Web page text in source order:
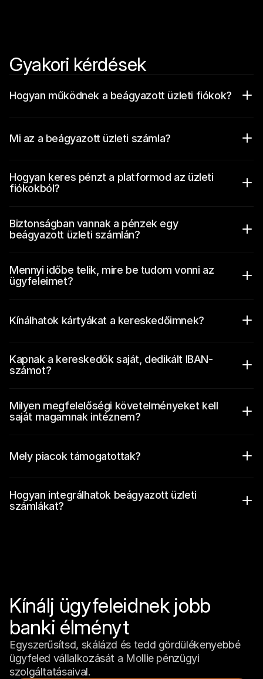
Gyakori kérdések
Hogyan működnek a beágyazott üzleti fiókok?
Mi az a beágyazott üzleti számla?
Hogyan keres pénzt a platformod az üzleti
fiókokból?
Biztonságban vannak a pénzek egy
beágyazott üzleti számlán?
fekteti be és nem adja kölcsön a pénzedet.
Elkülönített számlákon áll, érintetlenül.
Mennyi időbe telik, mire be tudom vonni az
ügyfeleimet?
Kínálhatok kártyákat a kereskedőimnek?
Kapnak a kereskedők saját, dedikált IBAN-
számot?
Milyen megfelelőségi követelményeket kell
saját magamnak intéznem?
Mely piacok támogatottak?
Hogyan integrálhatok beágyazott üzleti
számlákat?
Kínálj ügyfeleidnek jobb
banki élményt
Egyszerűsítsd, skálázd és tedd gördülékenyebbé
ügyfeled vállalkozását a Mollie pénzügyi
szolgáltatásaival.